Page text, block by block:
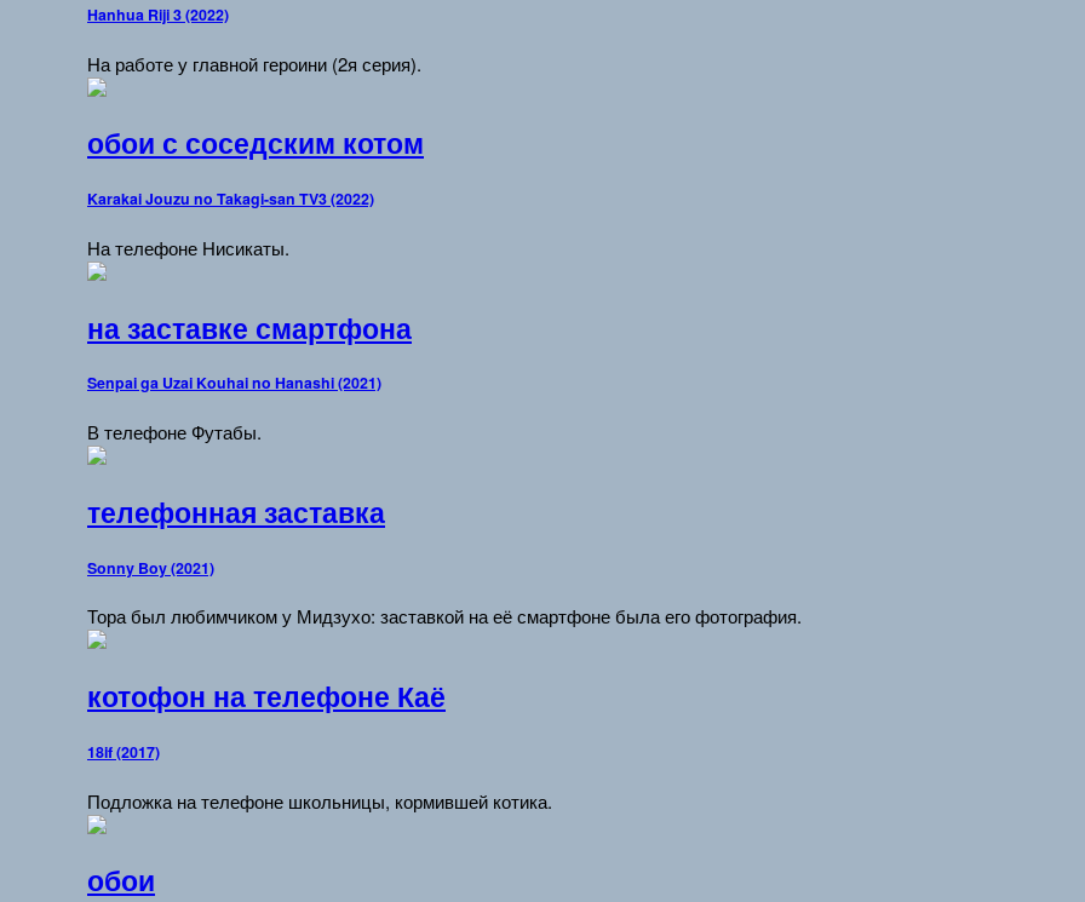
Hanhua Riji 3 (2022)
На работе у главной героини (2я серия).
обои с соседским котом
Karakai Jouzu no Takagi-san TV3 (2022)
На телефоне Нисикаты.
на заставке смартфона
Senpai ga Uzai Kouhai no Hanashi (2021)
В телефоне Футабы.
телефонная заставка
Sonny Boy (2021)
Тора был любимчиком у Мидзухо: заставкой на её смартфоне была его фотография.
котофон на телефоне Каё
18if (2017)
Подложка на телефоне школьницы, кормившей котика.
обои